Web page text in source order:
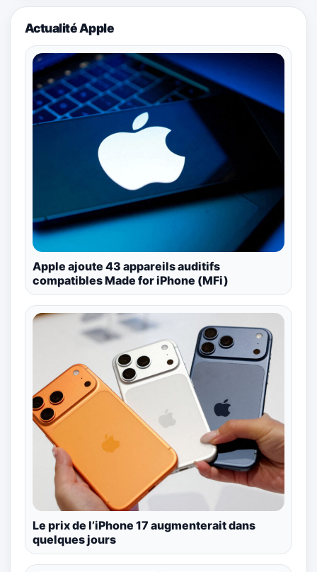
Actualité Apple
Apple ajoute 43 appareils auditifs
compatibles Made for iPhone (MFi)
Le prix de l’iPhone 17 augmenterait dans
quelques jours